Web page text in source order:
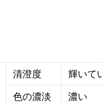
清澄度
輝いて
色の濃淡
濃い